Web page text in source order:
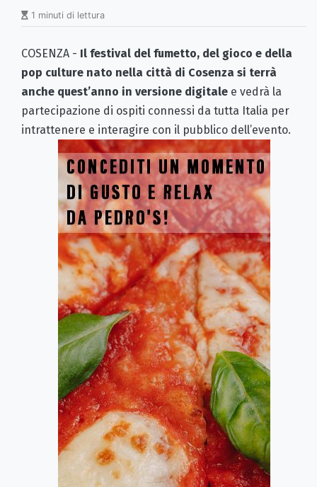
1 minuti di lettura
COSENZA - Il festival del fumetto, del gioco e della
pop culture nato nella città di Cosenza si terrà
anche quest’anno in versione digitale e vedrà la
partecipazione di ospiti connessi da tutta Italia per
intrattenere e interagire con il pubblico dell’evento.